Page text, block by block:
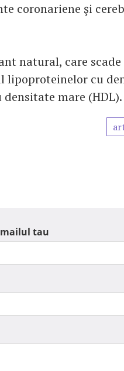
coronariene şi
natural, care
cu
mare (HDL).
tau